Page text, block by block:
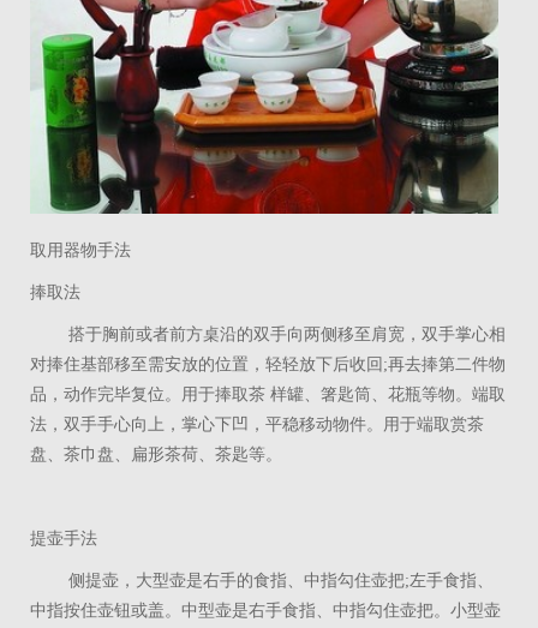
取用器物手法
捧取法
搭于胸前或者前方桌沿的双手向两侧移至肩宽，双手掌心相
对捧住基部移至需安放的位置，轻轻放下后收回 ;再去捧第二件物
品，动作完毕复位。用于捧取茶 样罐、箸匙筒、花瓶等物。端取
法，双手手心向上，掌心下凹，平稳移动物件。用于端取赏茶
盘、茶巾盘、扁形茶荷、茶匙等。
提壶手法
侧提壶，大型壶是右手的食指、中指勾住壶把;左手食指、
中指按住壶钮或盖。中型壶是右手食指、中指勾住壶把。小型壶